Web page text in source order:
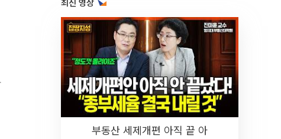
최신 영상
부동산 세제개편 아직 끝 아